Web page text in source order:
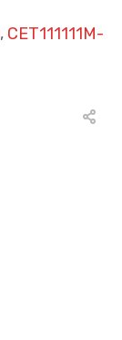
, CET111111M-